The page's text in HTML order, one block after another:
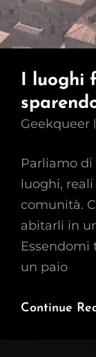
I luoghi
Geekqueer
Parliamo
luoghi,
comunità.
abitarli in
Essendomi
un paio
Continue